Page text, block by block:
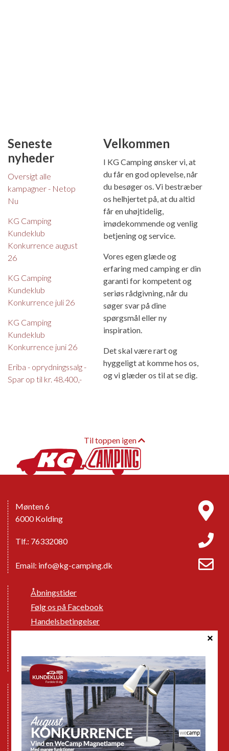
Seneste
nyheder
Oversigt alle
kampagner - Netop
Nu
KG Camping
Kundeklub
Konkurrence august
26
KG Camping
Kundeklub
Konkurrence juli 26
KG Camping
Kundeklub
Konkurrence juni 26
Eriba - oprydningssalg -
Spar op til kr. 48.400,-
Velkommen
I KG Camping ønsker vi, at
du får en god oplevelse, når
du besøger os. Vi bestræber
os helhjertet på, at du altid
får en uhøjtidelig,
imødekommende og venlig
betjening og service.
Vores egen glæde og
erfaring med camping er din
garanti for kompetent og
seriøs rådgivning, når du
søger svar på dine
spørgsmål eller ny
inspiration.
Det skal være rart og
hyggeligt at komme hos os,
og vi glæder os til at se dig.
Til toppen igen
Mønten 6
6000 Kolding
Tlf.: 76332080
Email: info@kg-camping.dk
Åbningstider
Følg os på Facebook
Handelsbetingelser
GPDR - Optagelse af foto og video
Nye Campingvogne
Nye Autocampere og Vans
Brugte Campingvogne
Brugte Autocampere og Vans
Webshop